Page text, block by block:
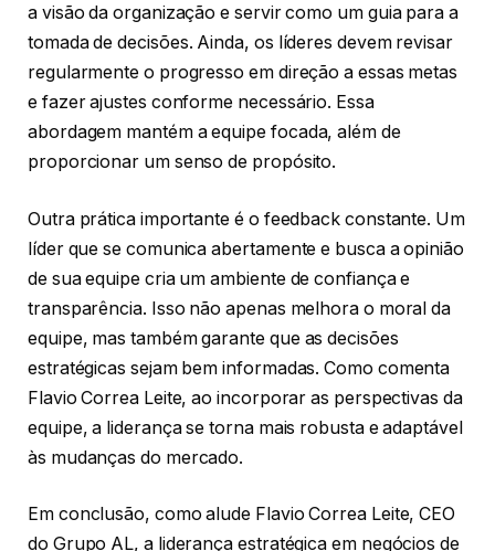
a visão da organização e servir como um guia para a
tomada de decisões. Ainda, os líderes devem revisar
regularmente o progresso em direção a essas metas
e fazer ajustes conforme necessário. Essa
abordagem mantém a equipe focada, além de
proporcionar um senso de propósito.
Outra prática importante é o feedback constante. Um
líder que se comunica abertamente e busca a opinião
de sua equipe cria um ambiente de confiança e
transparência. Isso não apenas melhora o moral da
equipe, mas também garante que as decisões
estratégicas sejam bem informadas. Como comenta
Flavio Correa Leite, ao incorporar as perspectivas da
equipe, a liderança se torna mais robusta e adaptável
às mudanças do mercado.
Em conclusão, como alude Flavio Correa Leite, CEO
do Grupo AL, a liderança estratégica em negócios de